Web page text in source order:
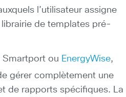
l’utilisateur assigne
de templates pré-
Smartport ou EnergyWise,
gérer complètement une
de rapports spécifiques. La